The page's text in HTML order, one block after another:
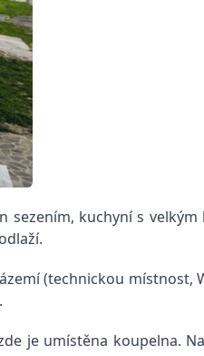
kuchyní s velkým
(technickou místnost,
je umístěna koupelna.